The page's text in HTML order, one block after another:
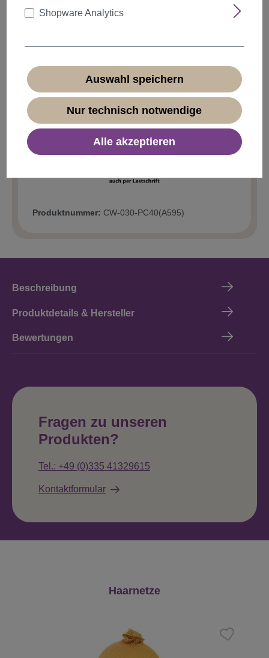
8,99 €*
Sofort verfügbar, Lieferzeit 1-3 Tage
In den Warenkorb
Produktnummer: CW-030-PC40(A595)
Beschreibung
Produktdetails & Hersteller
Bewertungen
Fragen zu unseren
Produkten?
Tel.: +49 (0)335 41329615
Kontaktformular
Produktgalerie überspringen
Haarnetze
Shopware Analytics
Auswahl speichern
Nur technisch notwendige
Alle akzeptieren